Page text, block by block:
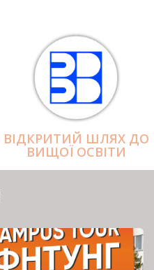
ВІДКРИТИЙ ШЛЯХ ДО
ВИЩОЇ ОСВІТИ